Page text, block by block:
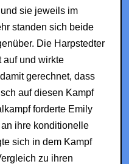
sie jeweils im
standen sich beide
Die Harpstedter
auf und wirkte
gerechnet, dass
auf diesen Kampf
forderte Emily
ihre konditionelle
sich in dem Kampf
zu ihren